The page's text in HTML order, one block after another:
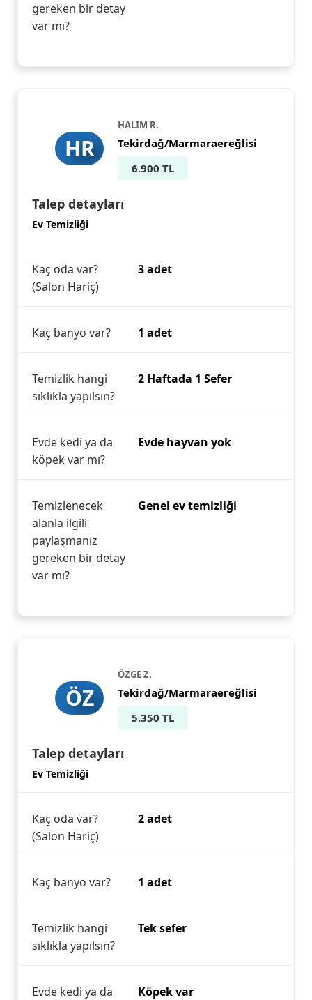
gereken bir detay
var mı?
HR
HALIM R.
Tekirdağ/Marmaraereğlisi
6.900 TL
Talep detayları
Ev Temizliği
Kaç oda var?
(Salon Hariç)
3 adet
Kaç banyo var? 1 adet
Temizlik hangi
sıklıkla yapılsın?
2 Haftada 1 Sefer
Evde kedi ya da
köpek var mı?
Evde hayvan yok
Temizlenecek
alanla ilgili
paylaşmanız
gereken bir detay
var mı?
Genel ev temizliği
ÖZ
ÖZGE Z.
Tekirdağ/Marmaraereğlisi
5.350 TL
Talep detayları
Ev Temizliği
Kaç oda var?
(Salon Hariç)
2 adet
Kaç banyo var? 1 adet
Temizlik hangi
sıklıkla yapılsın?
Tek sefer
Evde kedi ya da
Köpek var